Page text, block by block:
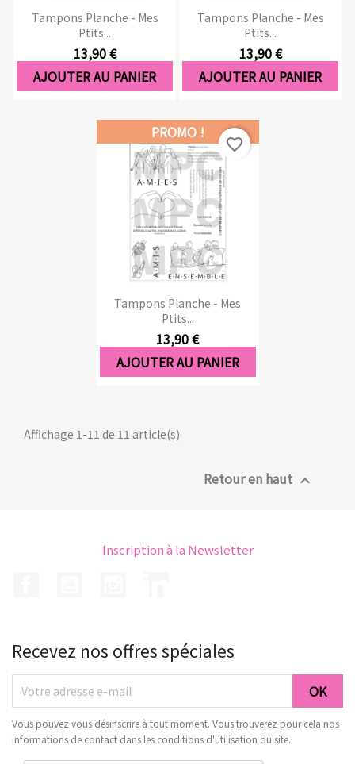
Tampons Planche - Mes
Ptits...
13,90 €
AJOUTER AU PANIER
Tampons Planche - Mes
Ptits...
13,90 €
AJOUTER AU PANIER
Tampons Planche - Mes
Ptits...
13,90 €
AJOUTER AU PANIER
PROMO !
favorite_border
Affichage 1-11 de 11 article(s)
Retour en haut 
Inscription à la Newsletter
Recevez nos offres spéciales
Vous pouvez vous désinscrire à tout moment. Vous trouverez pour cela nos
informations de contact dans les conditions d'utilisation du site.